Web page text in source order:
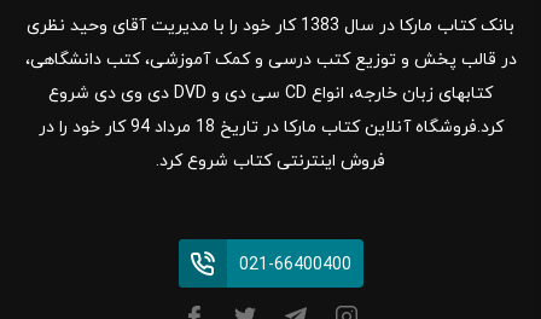
بانک کتاب مارکا در سال 1383 کار خود را با مدیریت آقای وحید نظری
در قالب پخش و توزیع کتب درسی و کمک آموزشی، کتب دانشگاهی،
کتابهای زبان خارجه، انواع CD سی دی و DVD دی وی دی شروع
کرد.فروشگاه آنلاین کتاب مارکا در تاریخ 18 مرداد 94 کار خود را در
فروش اینترنتی کتاب شروع کرد.
021-66400400